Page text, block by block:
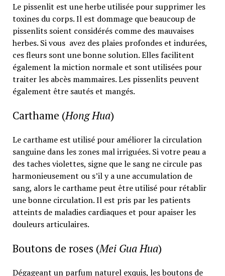
Le pissenlit est une herbe utilisée pour supprimer les
toxines du corps. Il est dommage que beaucoup de
pissenlits soient considérés comme des mauvaises
herbes. Si vous avez des plaies profondes et indurées,
ces fleurs sont une bonne solution. Elles facilitent
également la miction normale et sont utilisées pour
traiter les abcès mammaires. Les pissenlits peuvent
également être sautés et mangés.
Carthame (Hong Hua)
Le carthame est utilisé pour améliorer la circulation
sanguine dans les zones mal irriguées. Si votre peau a
des taches violettes, signe que le sang ne circule pas
harmonieusement ou s’il y a une accumulation de
sang, alors le carthame peut être utilisé pour rétablir
une bonne circulation. Il est pris par les patients
atteints de maladies cardiaques et pour apaiser les
douleurs articulaires.
Boutons de roses (Mei Gua Hua)
Dégageant un parfum naturel exquis, les boutons de